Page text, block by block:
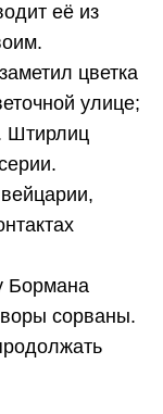
её из
цветка
улице;
Штирлиц
Бормана
сорваны.